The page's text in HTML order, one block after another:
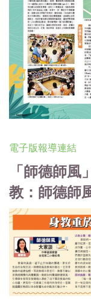
電子版報導連結
「師德師
教：師德師